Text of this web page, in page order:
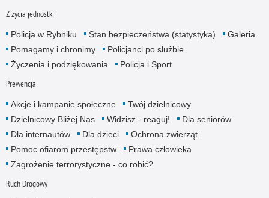
Z życia jednostki
Policja w Rybniku Stan bezpieczeństwa (statystyka)
Galeria
Pomagamy i chronimy
Policjanci po służbie
Życzenia i podziękowania
Policja i Sport
Prewencja
Akcje i kampanie społeczne
Twój dzielnicowy
Dzielnicowy Bliżej Nas
Widzisz - reaguj!
Dla seniorów
Dla internautów
Dla dzieci
Ochrona zwierząt
Pomoc ofiarom przestępstw
Prawa człowieka
Zagrożenie terrorystyczne - co robić?
Ruch Drogowy